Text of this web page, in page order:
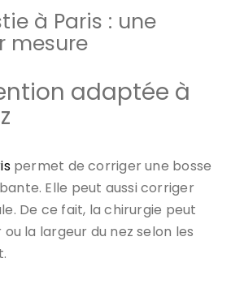
à Paris : une
mesure
adaptée à
permet de corriger une bosse
Elle peut aussi corriger
De ce fait, la chirurgie peut
la largeur du nez selon les